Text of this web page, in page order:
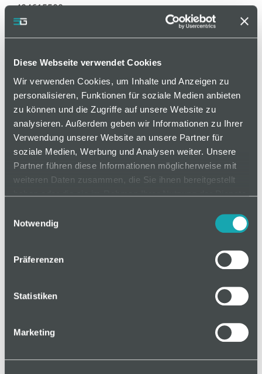
Diese Webseite verwendet Cookies
Wir verwenden Cookies, um Inhalte und Anzeigen zu
personalisieren, Funktionen für soziale Medien anbieten
zu können und die Zugriffe auf unsere Website zu
analysieren. Außerdem geben wir Informationen zu Ihrer
Verwendung unserer Website an unsere Partner für
soziale Medien, Werbung und Analysen weiter. Unsere
Partner führen diese Informationen möglicherweise mit
weiteren Daten zusammen, die Sie ihnen bereitgestellt
haben oder die sie im Rahmen Ihrer Nutzung der Dienste
Notwendig
Präferenzen
Statistiken
Marketing
404615500
Befestigung des Flächenelementes am Profil ohne
Klemmschraube wird die Klemme sowohl am
Flächenelement als auch am Profil befestigt. Nicht
geeignet für Gitter und Wellengitter. Für
Flächenelemente von 2 - 9 mm.
auf Anfrage